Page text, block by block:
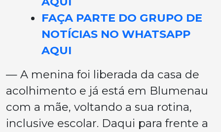
FAÇA PARTE DO GRUPO DE
NOTÍCIAS NO WHATSAPP
AQUI
— A menina foi liberada da casa de
acolhimento e já está em Blumenau
com a mãe, voltando a sua rotina,
inclusive escolar. Daqui para frente a